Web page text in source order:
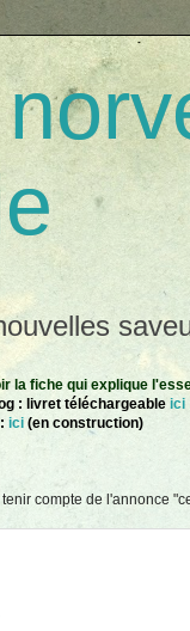
la fiche qui explique
: livret téléchargeable ici
ici (en construction)
tenir compte de l'annonce